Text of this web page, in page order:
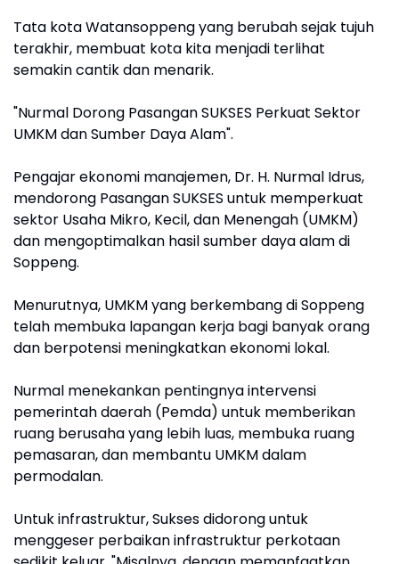
Tata kota Watansoppeng yang berubah sejak tujuh
terakhir, membuat kota kita menjadi terlihat
semakin cantik dan menarik.
"Nurmal Dorong Pasangan SUKSES Perkuat Sektor
UMKM dan Sumber Daya Alam".
Pengajar ekonomi manajemen, Dr. H. Nurmal Idrus,
mendorong Pasangan SUKSES untuk memperkuat
sektor Usaha Mikro, Kecil, dan Menengah (UMKM)
dan mengoptimalkan hasil sumber daya alam di
Soppeng.
Menurutnya, UMKM yang berkembang di Soppeng
telah membuka lapangan kerja bagi banyak orang
dan berpotensi meningkatkan ekonomi lokal.
Nurmal menekankan pentingnya intervensi
pemerintah daerah (Pemda) untuk memberikan
ruang berusaha yang lebih luas, membuka ruang
pemasaran, dan membantu UMKM dalam
permodalan.
Untuk infrastruktur, Sukses didorong untuk
menggeser perbaikan infrastruktur perkotaan